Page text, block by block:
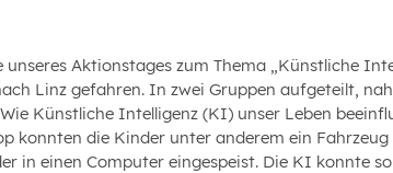
unseres Aktionstages zum Thema „Künstliche
Linz gefahren. In zwei Gruppen aufgeteilt,
Künstliche Intelligenz (KI) unser Leben
konnten die Kinder unter anderem ein
in einen Computer eingespeist. Die KI konnte